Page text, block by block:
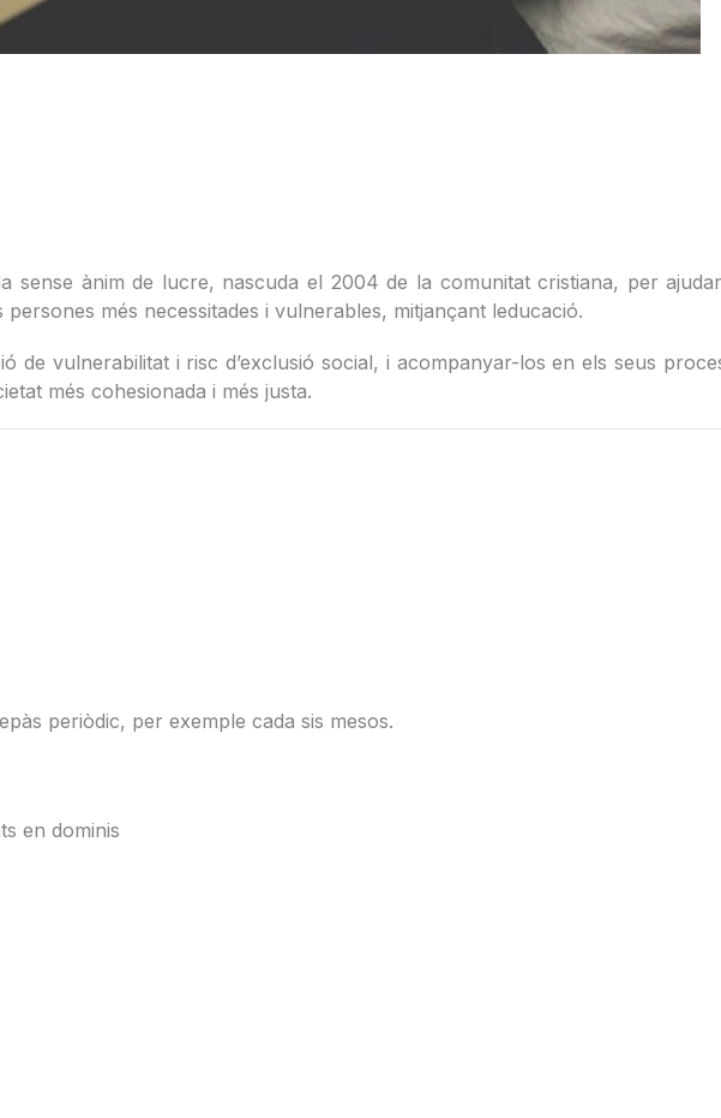
sense ànim de lucre, nascuda el 2004 de la comunitat cristiana, per
més necessitades i vulnerables, mitjançant leducació.
de vulnerabilitat i risc d’exclusió social, i acompanyar-los en els seus
més cohesionada i més justa.
periòdic, per exemple cada sis mesos.
en dominis